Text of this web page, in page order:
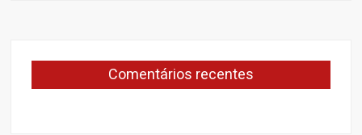
Comentários recentes